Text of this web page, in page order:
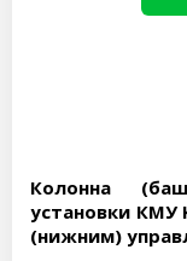
Колонна
установки КМУ
(нижним)